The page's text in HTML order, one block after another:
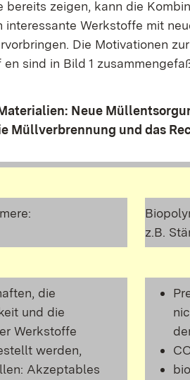
bereits zeigen, kann die
interessante Werkstoffe mit
Die Motivationen
sind in Bild 1
Neue
Müllverbrennung und das
z.B.
die
und die
Werkstoffe
werden,
Akzeptables